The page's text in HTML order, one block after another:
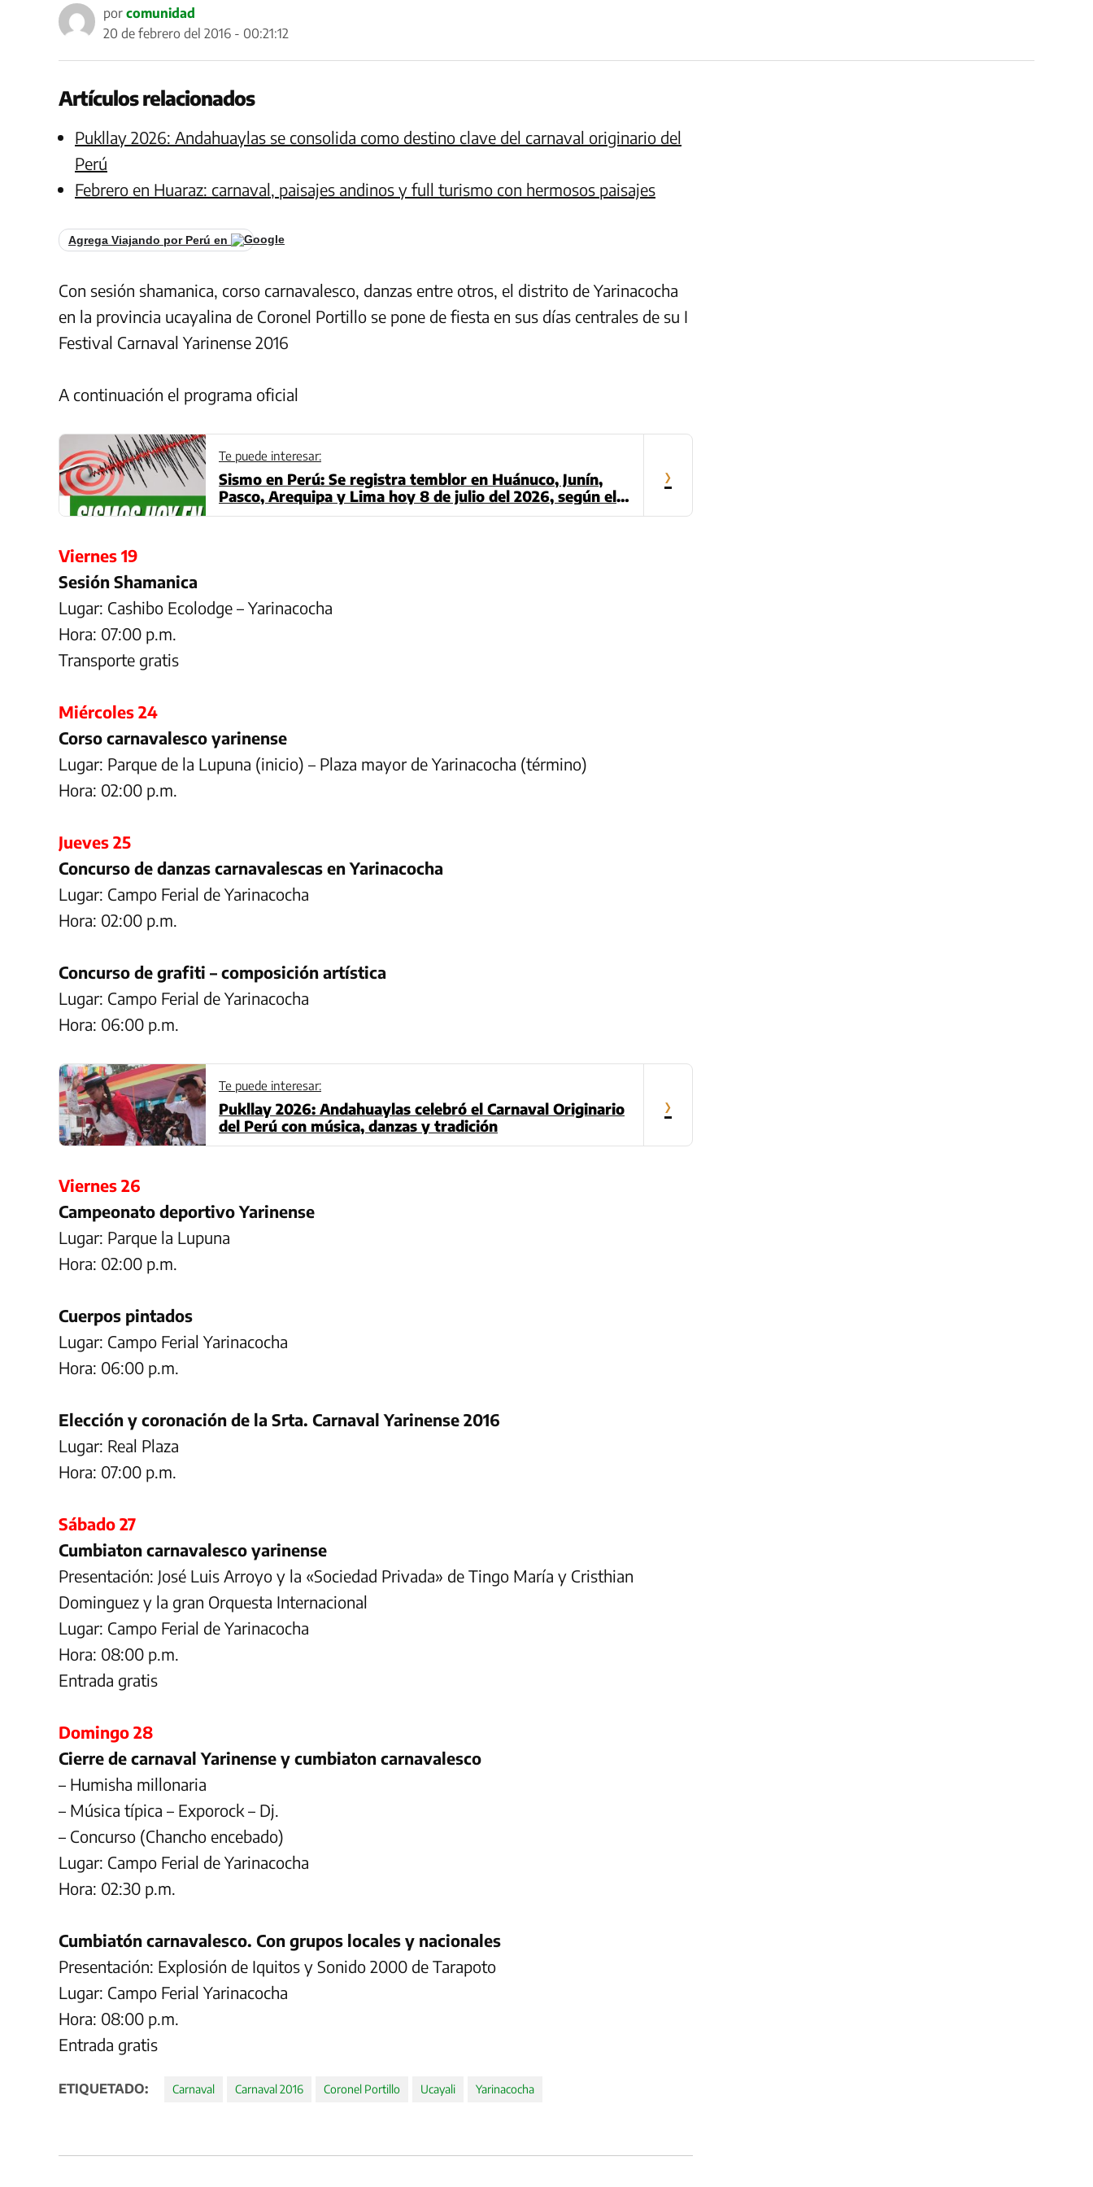
por comunidad
20 de febrero del 2016 - 00:21:12
Artículos relacionados
Pukllay 2026: Andahuaylas se consolida como destino clave del carnaval originario del
Perú
Febrero en Huaraz: carnaval, paisajes andinos y full turismo con hermosos paisajes
Agrega Viajando por Perú en
Con sesión shamanica, corso carnavalesco, danzas entre otros, el distrito de Yarinacocha
en la provincia ucayalina de Coronel Portillo se pone de fiesta en sus días centrales de su I
Festival Carnaval Yarinense 2016
A continuación el programa oficial
Te puede interesar:
Sismo en Perú: Se registra temblor en Huánuco, Junín,
Pasco, Arequipa y Lima hoy 8 de julio del 2026, según el
IGP
›
Viernes 19
Sesión Shamanica
Lugar: Cashibo Ecolodge – Yarinacocha
Hora: 07:00 p.m.
Transporte gratis
Miércoles 24
Corso carnavalesco yarinense
Lugar: Parque de la Lupuna (inicio) – Plaza mayor de Yarinacocha (término)
Hora: 02:00 p.m.
Jueves 25
Concurso de danzas carnavalescas en Yarinacocha
Lugar: Campo Ferial de Yarinacocha
Hora: 02:00 p.m.
Concurso de grafiti – composición artística
Lugar: Campo Ferial de Yarinacocha
Hora: 06:00 p.m.
Te puede interesar:
Pukllay 2026: Andahuaylas celebró el Carnaval Originario
del Perú con música, danzas y tradición
›
Viernes 26
Campeonato deportivo Yarinense
Lugar: Parque la Lupuna
Hora: 02:00 p.m.
Cuerpos pintados
Lugar: Campo Ferial Yarinacocha
Hora: 06:00 p.m.
Elección y coronación de la Srta. Carnaval Yarinense 2016
Lugar: Real Plaza
Hora: 07:00 p.m.
Sábado 27
Cumbiaton carnavalesco yarinense
Presentación: José Luis Arroyo y la «Sociedad Privada» de Tingo María y Cristhian
Dominguez y la gran Orquesta Internacional
Lugar: Campo Ferial de Yarinacocha
Hora: 08:00 p.m.
Entrada gratis
Domingo 28
Cierre de carnaval Yarinense y cumbiaton carnavalesco
– Humisha millonaria
– Música típica – Exporock – Dj.
– Concurso (Chancho encebado)
Lugar: Campo Ferial de Yarinacocha
Hora: 02:30 p.m.
Cumbiatón carnavalesco. Con grupos locales y nacionales
Presentación: Explosión de Iquitos y Sonido 2000 de Tarapoto
Lugar: Campo Ferial Yarinacocha
Hora: 08:00 p.m.
Entrada gratis
ETIQUETADO: Carnaval Carnaval 2016 Coronel Portillo Ucayali Yarinacocha